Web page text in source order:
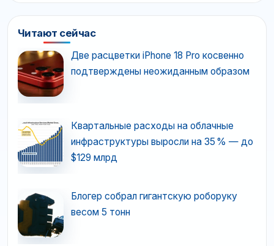
Читают сейчас
Две расцветки iPhone 18 Pro косвенно
подтверждены неожиданным образом
Квартальные расходы на облачные
инфраструктуры выросли на 35 % — до
$129 млрд
Блогер собрал гигантскую роборуку
весом 5 тонн